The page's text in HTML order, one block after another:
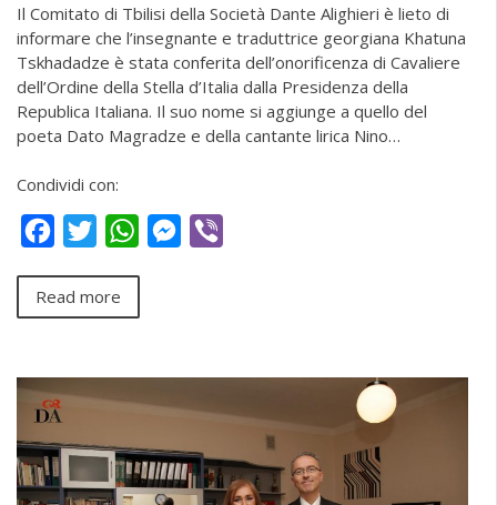
Il Comitato di Tbilisi della Società Dante Alighieri è lieto di
informare che l’insegnante e traduttrice georgiana Khatuna
Tskhadadze è stata conferita dell’onorificenza di Cavaliere
dell’Ordine della Stella d’Italia dalla Presidenza della
Republica Italiana. Il suo nome si aggiunge a quello del
poeta Dato Magradze e della cantante lirica Nino…
Condividi con:
FacebookTwitterWhatsAppMessenger
Read more